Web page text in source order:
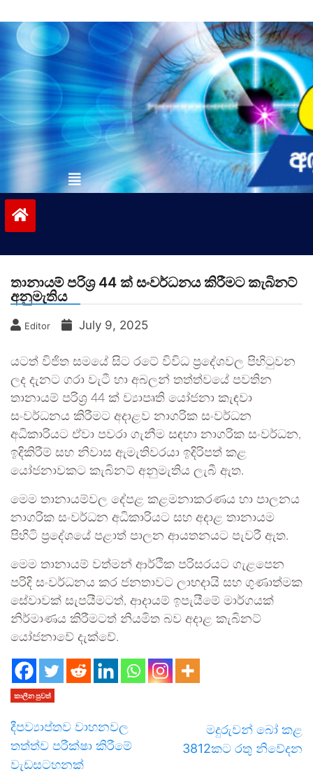
to
contentvinivida.lk
තානායම් පරිශ්‍ර 44 ක් සංවර්ධනය කිරීමට කැබිනට්
අනුමැතිය
Editor July 9, 2025
යටත් විජිත සමයේ සිට රටේ විවිධ ප්‍රදේශවල පිහිටුවන
ලද දැනට ගරා වැටී හා අබලන් තත්ත්වයේ පවතින
තානායම් පරිශ්‍ර 44 ක් ව්‍යාපෘති යෝජනා කැඳවා
සංවර්ධනය කිරීමට අදාළව නාගරික සංවර්ධන
අධිකාරියට ඒවා පවරා ගැනීම සඳහා නාගරික සංවර්ධන,
ඉදිකිරීම් සහ නිවාස ඇමැතිවරයා ඉදිරිපත් කළ
යෝජනාවකට කැබිනට් අනුමැතිය ලැබී ඇත.
මෙම තානායම්වල දේපළ කළමනාකරණය හා පාලනය
නාගරික සංවර්ධන අධිකාරියට සහ අදාළ තානායම
පිහිටි ප්‍රදේශයේ පළාත් පාලන ආයතනයට පැවරී ඇත.
මෙම තානායම් වත්මන් ආර්ථික පරිසරයට ගැළපෙන
පරිදි සංවර්ධනය කර ජනතාවට ලාභදායි සහ ගුණාත්මක
සේවාවක් සැපයීමටත්, ආදායම් ඉපැයීමේ මාර්ගයක්
නිර්මාණය කිරීමටත් නියමිත බව අදාළ කැබිනට්
යෝජනාවේ දැක්වේ.
කාලීන පුවත්
දීපව්‍යාප්තව වාහනවල
තත්ත්ව පරීක්ෂා කිරීමේ
වැඩසටහනක්
මදු­රු­වන් බෝ කළ
3812කට රතු නිවේ­දන